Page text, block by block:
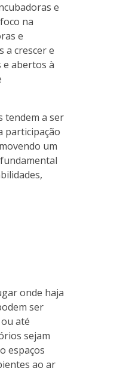
e
na
e
a crescer e
e abertos à
tendem a ser
participação
um
onde haja
ser
até
sejam
espaços
ao ar